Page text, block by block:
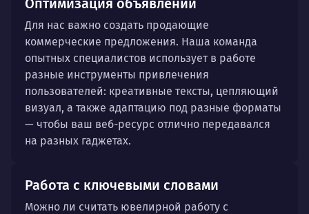
Для нас важно создать продающие
коммерческие предложения. Наша команда
опытных специалистов использует в работе
разные инструменты привлечения
пользователей: креативные тексты, цепляющий
визуал, а также адаптацию под разные форматы
— чтобы ваш веб-ресурс отлично передавался
на разных гаджетах.
Работа с ключевыми словами
Можно ли считать ювелирной работу с